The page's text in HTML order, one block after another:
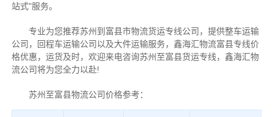
站式"服务。
专业为您推荐苏州到富县市物流货运专线公司，提供整车运输
公司，回程车运输公司以及大件运输服务，鑫海汇物流富县专线价
格优惠，运货及时，欢迎来电咨询苏州至富县货运专线，鑫海汇物
流公司将为您全力以赴!
苏州至富县物流公司价格参考：